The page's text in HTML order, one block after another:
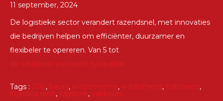
11 september, 2024
De logistieke sector verandert razendsnel, met innovaties
die bedrijven helpen om efficiënter, duurzamer en
flexibeler te opereren. Van 5 tot
do whatever you want to update
Tags : 3PL, beurs, e-commerce, e-fulfilment, fulfilment,
logistica next, logistiek, vakbeurs